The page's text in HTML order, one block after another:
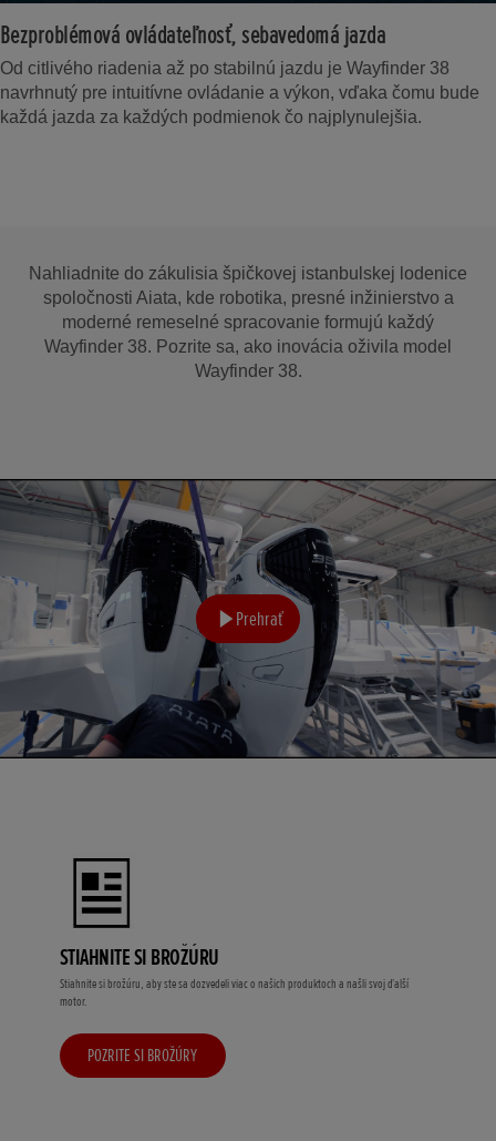
Bezproblémová ovládateľnosť, sebavedomá jazda
Od citlivého riadenia až po stabilnú jazdu je Wayfinder 38
navrhnutý pre intuitívne ovládanie a výkon, vďaka čomu bude
každá jazda za každých podmienok čo najplynulejšia.
Nahliadnite do zákulisia špičkovej istanbulskej lodenice
spoločnosti Aiata, kde robotika, presné inžinierstvo a
moderné remeselné spracovanie formujú každý
Wayfinder 38. Pozrite sa, ako inovácia oživila model
Wayfinder 38.
Prehrať
STIAHNITE SI BROŽÚRU
Stiahnite si brožúru, aby ste sa dozvedeli viac o našich produktoch a našli svoj ďalší
motor.
POZRITE SI BROŽÚRY